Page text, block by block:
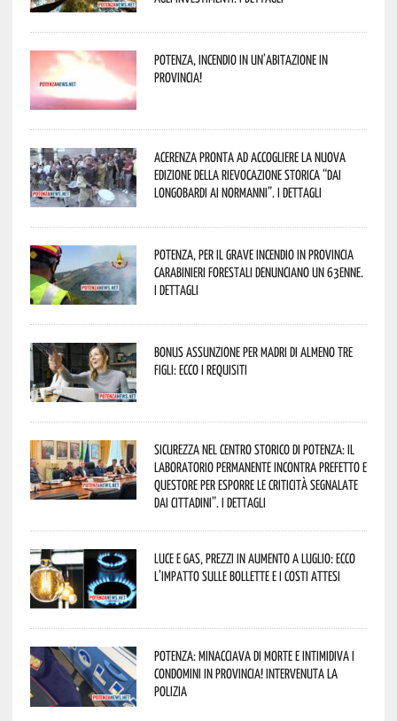
Potenza, incendio in un’abitazione in
provincia!
Acerenza pronta ad accogliere la nuova
edizione della rievocazione storica “Dai
Longobardi ai Normanni”. I dettagli
Potenza, per il grave incendio in Provincia
Carabinieri forestali denunciano un 63enne.
I dettagli
Bonus assunzione per madri di almeno tre
figli: ecco i requisiti
Sicurezza nel Centro Storico di Potenza: il
Laboratorio Permanente incontra Prefetto e
Questore per esporre le criticità segnalate
dai cittadini”. I dettagli
Luce e gas, prezzi in aumento a luglio: ecco
l’impatto sulle bollette e i costi attesi
Potenza: minacciava di morte e intimidiva i
condomini in provincia! Intervenuta la
Polizia